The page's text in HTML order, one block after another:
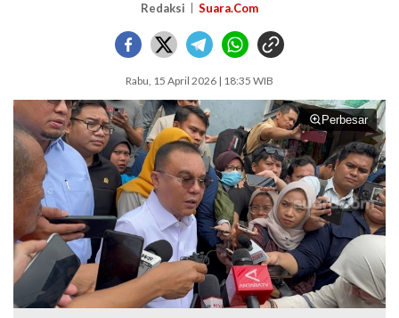
Redaksi Suara.Com
Rabu, 15 April 2026 | 18:35 WIB
Perbesar